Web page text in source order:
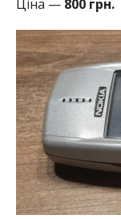
Ціна — 800 грн.